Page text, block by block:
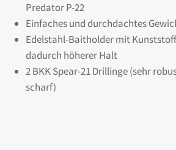
Predator P-22
Einfaches und durchdachtes
Edelstahl-Baitholder mit
dadurch höherer Halt
2 BKK Spear-21 Drillinge (sehr
scharf)